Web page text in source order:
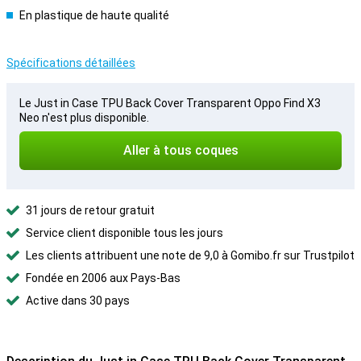
En plastique de haute qualité
Spécifications détaillées
Le Just in Case TPU Back Cover Transparent Oppo Find X3
Neo n'est plus disponible.
Aller à tous coques
31 jours de retour gratuit
Service client disponible tous les jours
Les clients attribuent une note de 9,0 à Gomibo.fr sur Trustpilot
Fondée en 2006 aux Pays-Bas
Active dans 30 pays